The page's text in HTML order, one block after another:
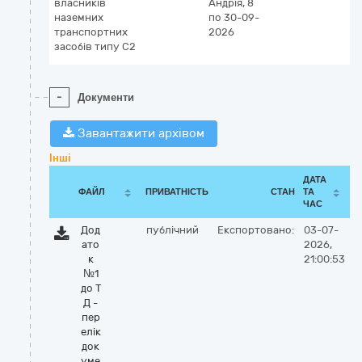
власників
наземних
транспортних
засобів типу C2
Андрія, 8
по 30-09-
2026
- Документи
Завантажити архівом
Інші
ФАЙЛ ПРИВАТНІСТЬ СТАН
ДАТА
ТА
ЧАС
Дод
ато
к
№1
до Т
Д -
пер
елік
док
публічний Експортовано:
03-07-
2026,
21:00:53